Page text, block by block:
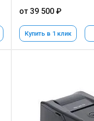
от 39 500 ₽
Купить в 1 клик